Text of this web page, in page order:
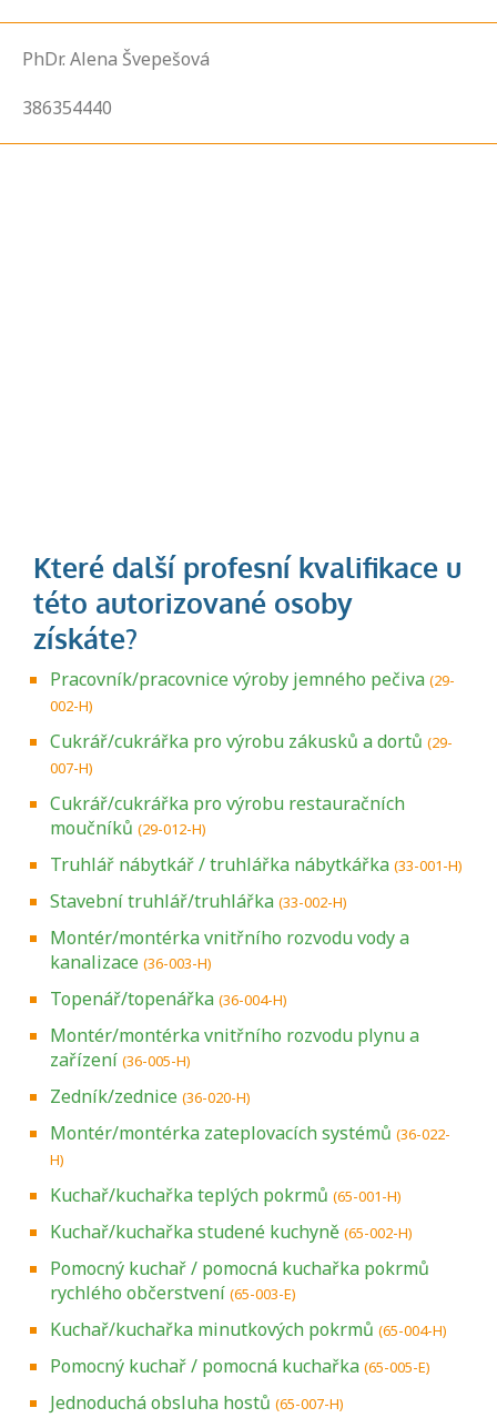
PhDr. Alena Švepešová
386354440
Pracovník/pracovnice výroby jemného pečiva (29-
002-H)
Cukrář/cukrářka pro výrobu zákusků a dortů (29-
007-H)
Cukrář/cukrářka pro výrobu restauračních
moučníků (29-012-H)
Truhlář nábytkář / truhlářka nábytkářka (33-001-H)
Stavební truhlář/truhlářka (33-002-H)
Montér/montérka vnitřního rozvodu vody a
kanalizace (36-003-H)
Topenář/topenářka (36-004-H)
Montér/montérka vnitřního rozvodu plynu a
zařízení (36-005-H)
Zedník/zednice (36-020-H)
Montér/montérka zateplovacích systémů (36-022-
H)
Kuchař/kuchařka teplých pokrmů (65-001-H)
Kuchař/kuchařka studené kuchyně (65-002-H)
Pomocný kuchař / pomocná kuchařka pokrmů
rychlého občerstvení (65-003-E)
Kuchař/kuchařka minutkových pokrmů (65-004-H)
Pomocný kuchař / pomocná kuchařka (65-005-E)
Jednoduchá obsluha hostů (65-007-H)